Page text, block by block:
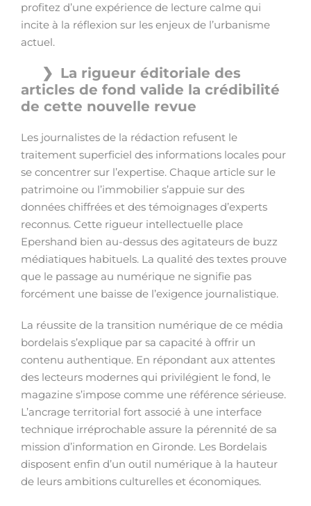
profitez d’une expérience de lecture calme qui
incite à la réflexion sur les enjeux de l’urbanisme
actuel.
La rigueur éditoriale des
articles de fond valide la crédibilité
de cette nouvelle revue
Les journalistes de la rédaction refusent le
traitement superficiel des informations locales pour
se concentrer sur l’expertise. Chaque article sur le
patrimoine ou l’immobilier s’appuie sur des
données chiffrées et des témoignages d’experts
reconnus. Cette rigueur intellectuelle place
Epershand bien au-dessus des agitateurs de buzz
médiatiques habituels. La qualité des textes prouve
que le passage au numérique ne signifie pas
forcément une baisse de l’exigence journalistique.
La réussite de la transition numérique de ce média
bordelais s’explique par sa capacité à offrir un
contenu authentique. En répondant aux attentes
des lecteurs modernes qui privilégient le fond, le
magazine s’impose comme une référence sérieuse.
L’ancrage territorial fort associé à une interface
technique irréprochable assure la pérennité de sa
mission d’information en Gironde. Les Bordelais
disposent enfin d’un outil numérique à la hauteur
de leurs ambitions culturelles et économiques.